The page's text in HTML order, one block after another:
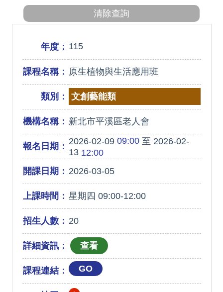
年度： 115
課程名稱： 原生植物與生活應用班
類別： 文創藝能類
機構名稱： 新北市平溪區老人會
報名日期： 2026-02-0909:00至 2026-02-
1312:00
開課日期： 2026-03-05
上課時間： 星期四 09:00-12:00
招生人數： 20
詳細資訊：
課程連結： GO